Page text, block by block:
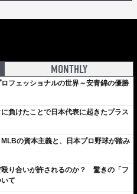
MONTHLY
フェッショナルの世界～安青錦の優勝
に負けたことで日本代表に起きたプラス
MLBの資本主義と、日本プロ野球が踏み
殴り合いが許されるのか？ 驚きの「フ
て